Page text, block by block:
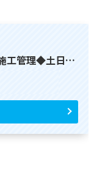
工管理◆土日…